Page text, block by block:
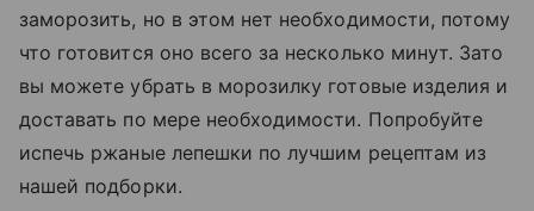
заморозить, но в этом нет необходимости, потому
что готовится оно всего за несколько минут. Зато
вы можете убрать в морозилку готовые изделия и
доставать по мере необходимости. Попробуйте
испечь ржаные лепешки по лучшим рецептам из
нашей подборки.